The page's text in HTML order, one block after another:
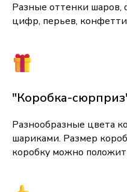
Разные оттенки шаров,
цифр, перьев,
"Коробка-
Разнообразные цвета
шариками. Размер
коробку можно